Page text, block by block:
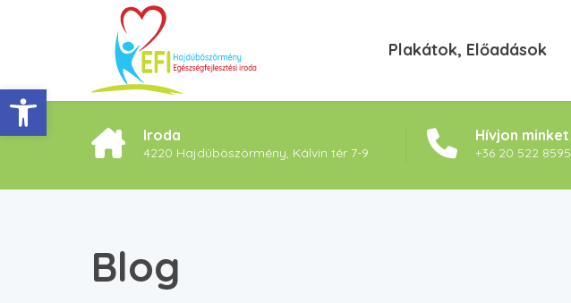
Eszköztár megnyitása
Plakátok, Előadások
Iroda
4220 Hajdúböszörmény, Kálvin tér 7-9
Hívjon minket
+36 20 522 8595
Blog